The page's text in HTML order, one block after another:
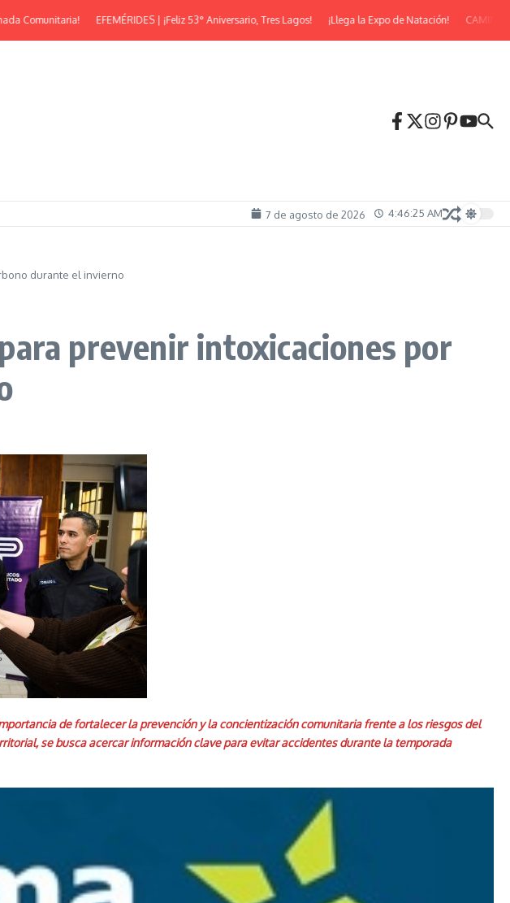
EFEMÉRIDES | ¡Feliz 53° Aniversario, Tres Lagos! ¡Llega la Expo de Natación! CAMINATA
7 de agosto de 2026 4:46:27 AM
durante el invierno
prevenir intoxicaciones por
de fortalecer la prevención y la concientización comunitaria frente a los riesgos del
se busca acercar información clave para evitar accidentes durante la temporada